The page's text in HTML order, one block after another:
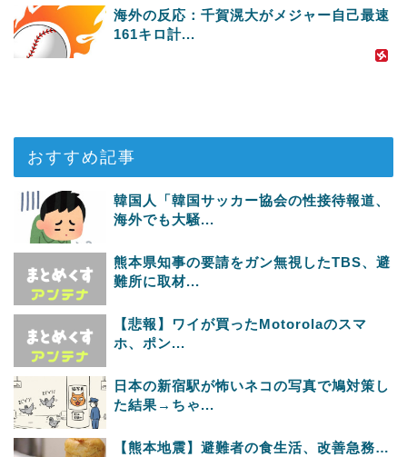
海外の反応：千賀滉大がメジャー自己最速
161キロ計...
おすすめ記事
韓国人「韓国サッカー協会の性接待報道、
海外でも大騒...
熊本県知事の要請をガン無視したTBS、避
難所に取材...
【悲報】ワイが買ったMotorolaのスマ
ホ、ポン...
日本の新宿駅が怖いネコの写真で鳩対策し
た結果→ちゃ...
【熊本地震】避難者の食生活、改善急務…